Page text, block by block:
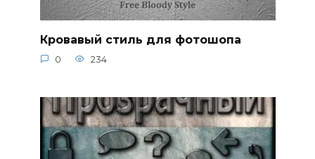
Кровавый стиль для фотошопа
0 234